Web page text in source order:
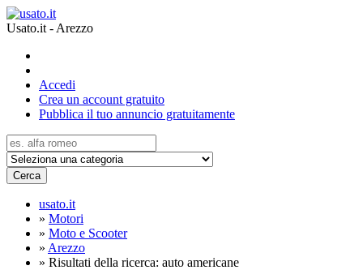
Usato.it - Arezzo
Accedi
Crea un account gratuito
Pubblica il tuo annuncio gratuitamente
Cerca
usato.it
» Motori
» Moto e Scooter
» Arezzo
» Risultati della ricerca: auto americane